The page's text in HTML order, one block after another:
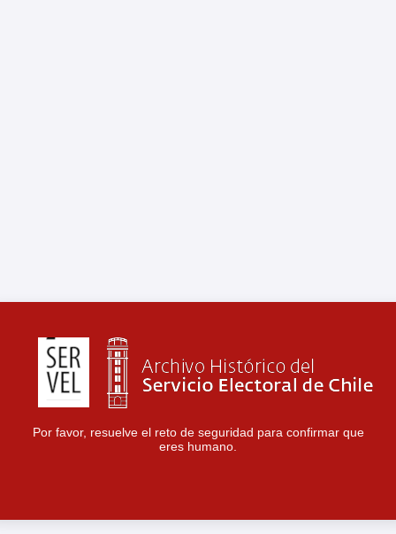
Por favor, resuelve el reto de seguridad para confirmar que
eres humano.